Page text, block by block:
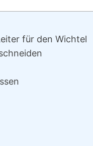
für den Wichtel